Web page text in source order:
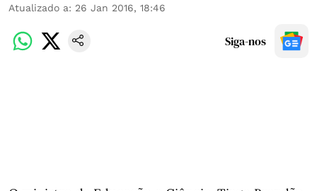
Atualizado a: 26 Jan 2016, 18:46
Siga-nos